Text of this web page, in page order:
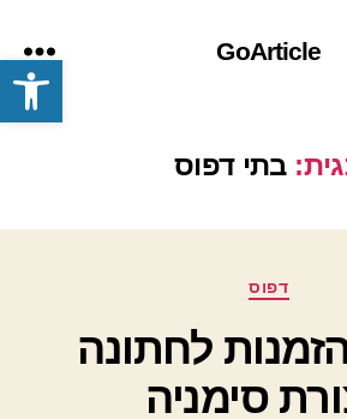
פתח סרגל נגישות GoArticle
תפריט
בתי דפוס
קטגוריותדפוס
לחתונה
סימניה